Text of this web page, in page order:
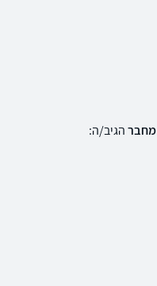
מחברהגיב/ה: